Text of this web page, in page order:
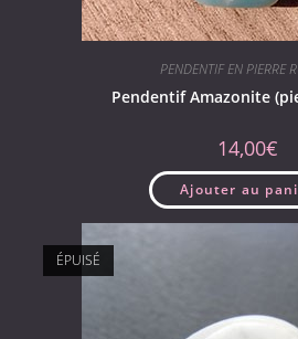
PENDENTIF EN PIERRE
Pendentif Amazonite
14,00€
Ajouter au
ÉPUISÉ